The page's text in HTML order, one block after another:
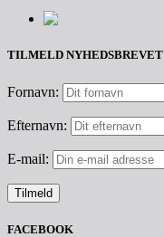
TILMELD NYHEDSBREVET
Fornavn:
Efternavn:
E-mail:
FACEBOOK